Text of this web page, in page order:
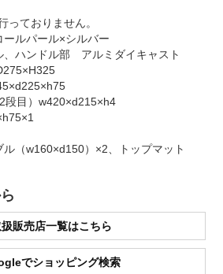
ておりません。
ルパール×シルバー
ハンドル部 アルミダイキャスト
段目）w420×d215×h4
（w160×d150）×2、トップマット
販売店一覧はこちら
でショッピング検索